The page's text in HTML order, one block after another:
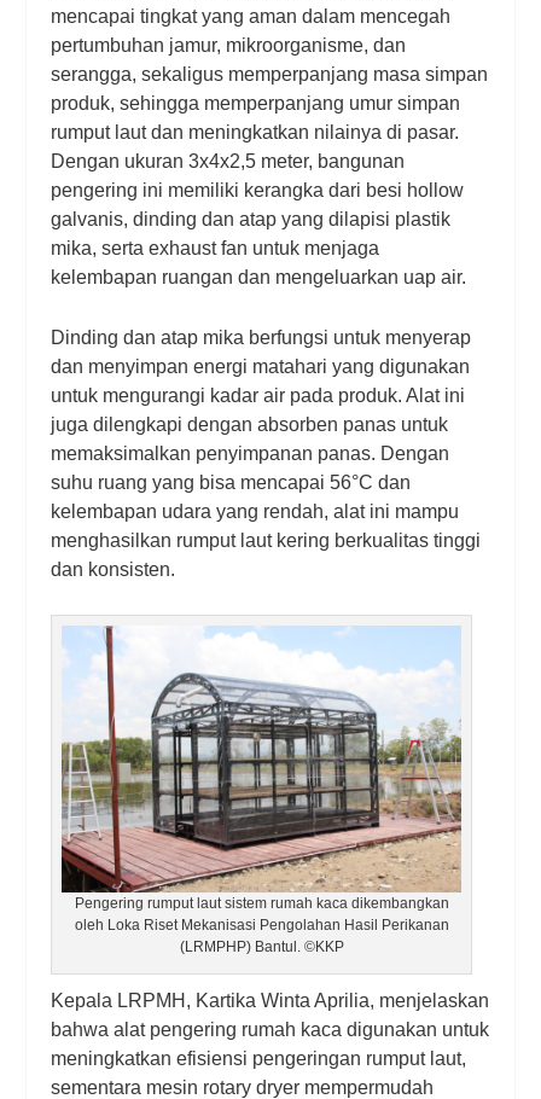
mencapai tingkat yang aman dalam mencegah
pertumbuhan jamur, mikroorganisme, dan
serangga, sekaligus memperpanjang masa simpan
produk, sehingga memperpanjang umur simpan
rumput laut dan meningkatkan nilainya di pasar.
Dengan ukuran 3x4x2,5 meter, bangunan
pengering ini memiliki kerangka dari besi hollow
galvanis, dinding dan atap yang dilapisi plastik
mika, serta exhaust fan untuk menjaga
kelembapan ruangan dan mengeluarkan uap air.
Dinding dan atap mika berfungsi untuk menyerap
dan menyimpan energi matahari yang digunakan
untuk mengurangi kadar air pada produk. Alat ini
juga dilengkapi dengan absorben panas untuk
memaksimalkan penyimpanan panas. Dengan
suhu ruang yang bisa mencapai 56°C dan
kelembapan udara yang rendah, alat ini mampu
menghasilkan rumput laut kering berkualitas tinggi
dan konsisten.
Pengering rumput laut sistem rumah kaca dikembangkan
oleh Loka Riset Mekanisasi Pengolahan Hasil Perikanan
(LRMPHP) Bantul. ©KKP
Kepala LRPMH, Kartika Winta Aprilia, menjelaskan
bahwa alat pengering rumah kaca digunakan untuk
meningkatkan efisiensi pengeringan rumput laut,
sementara mesin rotary dryer mempermudah